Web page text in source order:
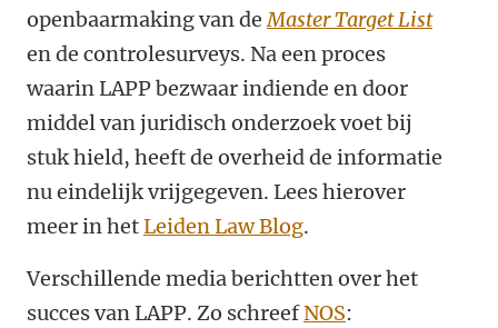
openbaarmaking van deMaster Target List
en de controlesurveys. Na een proces
waarin LAPP bezwaar indiende en door
middel van juridisch onderzoek voet bij
stuk hield, heeft de overheid de informatie
nu eindelijk vrijgegeven. Lees hierover
meer in hetLeiden Law Blog.
Verschillende media berichtten over het
succes van LAPP. Zo schreefNOS: